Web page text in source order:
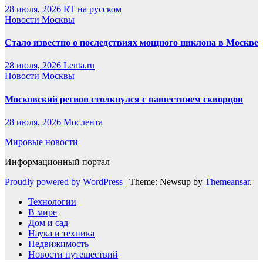
28 июля, 2026 RT на русском
Новости Москвы
Стало известно о последствиях мощного циклона в Москве
28 июля, 2026 Lenta.ru
Новости Москвы
Московский регион столкнулся с нашествием скворцов
28 июля, 2026 Мослента
Мировые новости
Информационный портал
Proudly powered by WordPress | Theme: Newsup by Themeansar.
Технологии
В мире
Дом и сад
Наука и техника
Недвижимость
Новости путешествий